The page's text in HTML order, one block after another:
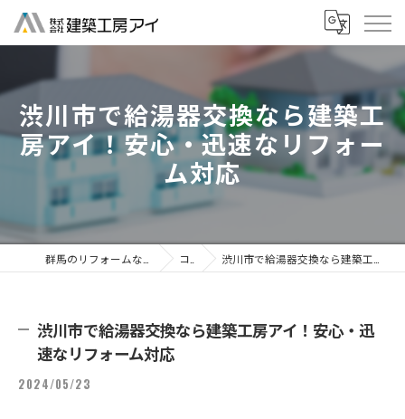
渋川市で給湯器交換なら建築工
房アイ！安心・迅速なリフォー
ム対応
コラム 渋川市で給湯器交換なら建築工房アイ！安心・迅速なリフォーム対応
渋川市で給湯器交換なら建築工房アイ！安心・迅
速なリフォーム対応
2024/05/23